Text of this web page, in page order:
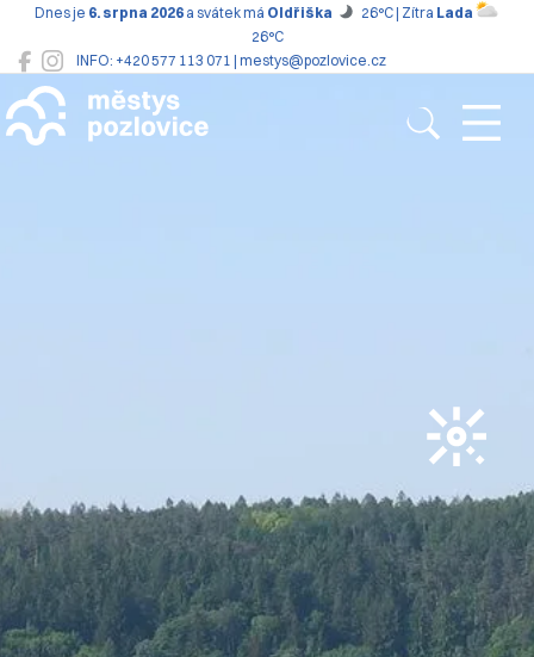
INFO: +420 577 113 071 | mestys@pozlovice.cz
Dnes je 6. srpna 2026 a svátek má Oldřiška 26°C | Zítra Lada
26°C
Pozlovice